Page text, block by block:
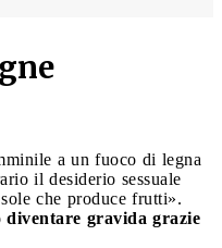
a un fuoco di legna
il desiderio sessuale
che produce frutti».
diventare gravida grazie